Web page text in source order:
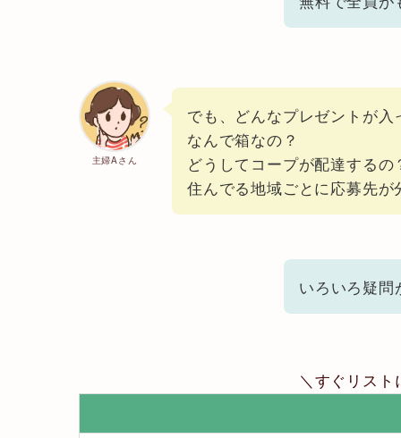
主婦Aさん
でも、どんなプレゼントが入
なんで箱なの？
どうしてコープが配達するの
住んでる地域ごとに応募先
いろいろ疑
＼すぐリス